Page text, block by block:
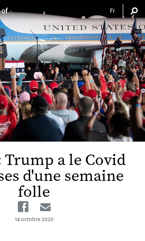
Trump a le Covid
d'une semaine
folle
Facebook
14 octobre 2020